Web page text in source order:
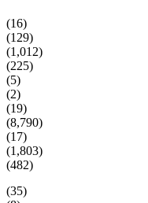
(16)
(129)
(1,012)
(225)
(5)
(2)
(19)
(8,790)
(17)
(1,803)
(482)
(35)